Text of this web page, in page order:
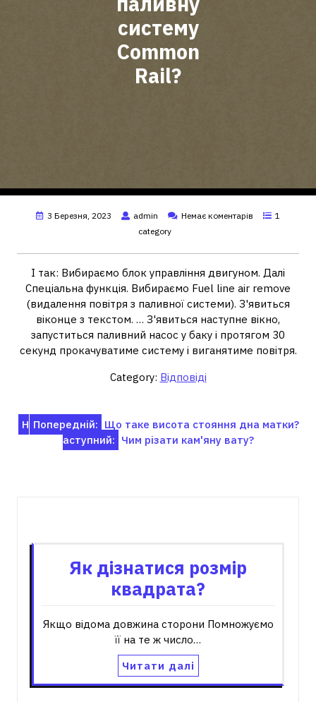
систему
Common
Rail?
3 Березня, 2023 admin Немає коментарів
1
category
І так: Вибираємо блок управління двигуном. Далі
Спеціальна функція. Вибираємо Fuel line air remove
(видалення повітря з паливної системи). З'явиться
віконце з текстом. … З'явиться наступне вікно,
запуститься паливний насос у баку і протягом 30
секунд прокачуватиме систему і виганятиме повітря.
Category: Відповіді
Навігація
записів
Попередній: Що таке висота стояння дна матки?
Н
аступний: Чим різати кам'яну вату?
Як дізнатися розмір
квадрата?
Якщо відома довжина сторони Помножуємо
її на те ж число…
Читати далі